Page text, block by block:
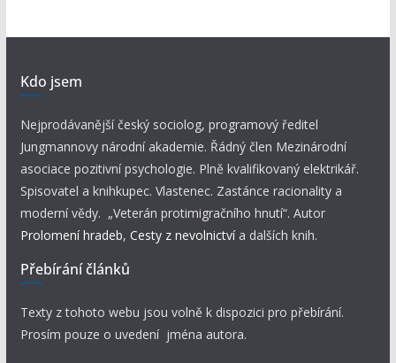
Kdo jsem
Nejprodávanější český sociolog, programový ředitel
Jungmannovy národní akademie. Řádný člen Mezinárodní
asociace pozitivní psychologie. Plně kvalifikovaný elektrikář.
Spisovatel a knihkupec. Vlastenec. Zastánce racionality a
moderní vědy. „Veterán protimigračního hnutí“. Autor
Prolomení hradeb, Cesty z nevolnictví a dalších knih.
Přebírání článků
Texty z tohoto webu jsou volně k dispozici pro přebírání.
Prosím pouze o uvedení jména autora.